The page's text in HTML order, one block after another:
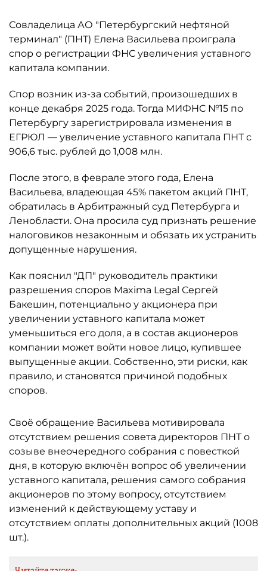
Совладелица АО "Петербургский нефтяной
терминал" (ПНТ) Елена Васильева проиграла
спор о регистрации ФНС увеличения уставного
капитала компании.
Спор возник из-за событий, произошедших в
конце декабря 2025 года. Тогда МИФНС №15 по
Петербургу зарегистрировала изменения в
ЕГРЮЛ — увеличение уставного капитала ПНТ с
906,6 тыс. рублей до 1,008 млн.
После этого, в феврале этого года, Елена
Васильева, владеющая 45% пакетом акций ПНТ,
обратилась в Арбитражный суд Петербурга и
Ленобласти. Она просила суд признать решение
налоговиков незаконным и обязать их устранить
допущенные нарушения.
Как пояснил "ДП" руководитель практики
разрешения споров Maxima Legal Сергей
Бакешин, потенциально у акционера при
увеличении уставного капитала может
уменьшиться его доля, а в состав акционеров
компании может войти новое лицо, купившее
выпущенные акции. Собственно, эти риски, как
правило, и становятся причиной подобных
споров.
Своё обращение Васильева мотивировала
отсутствием решения совета директоров ПНТ о
созыве внеочередного собрания с повесткой
дня, в которую включён вопрос об увеличении
уставного капитала, решения самого собрания
акционеров по этому вопросу, отсутствием
изменений к действующему уставу и
отсутствием оплаты дополнительных акций (1008
шт.).